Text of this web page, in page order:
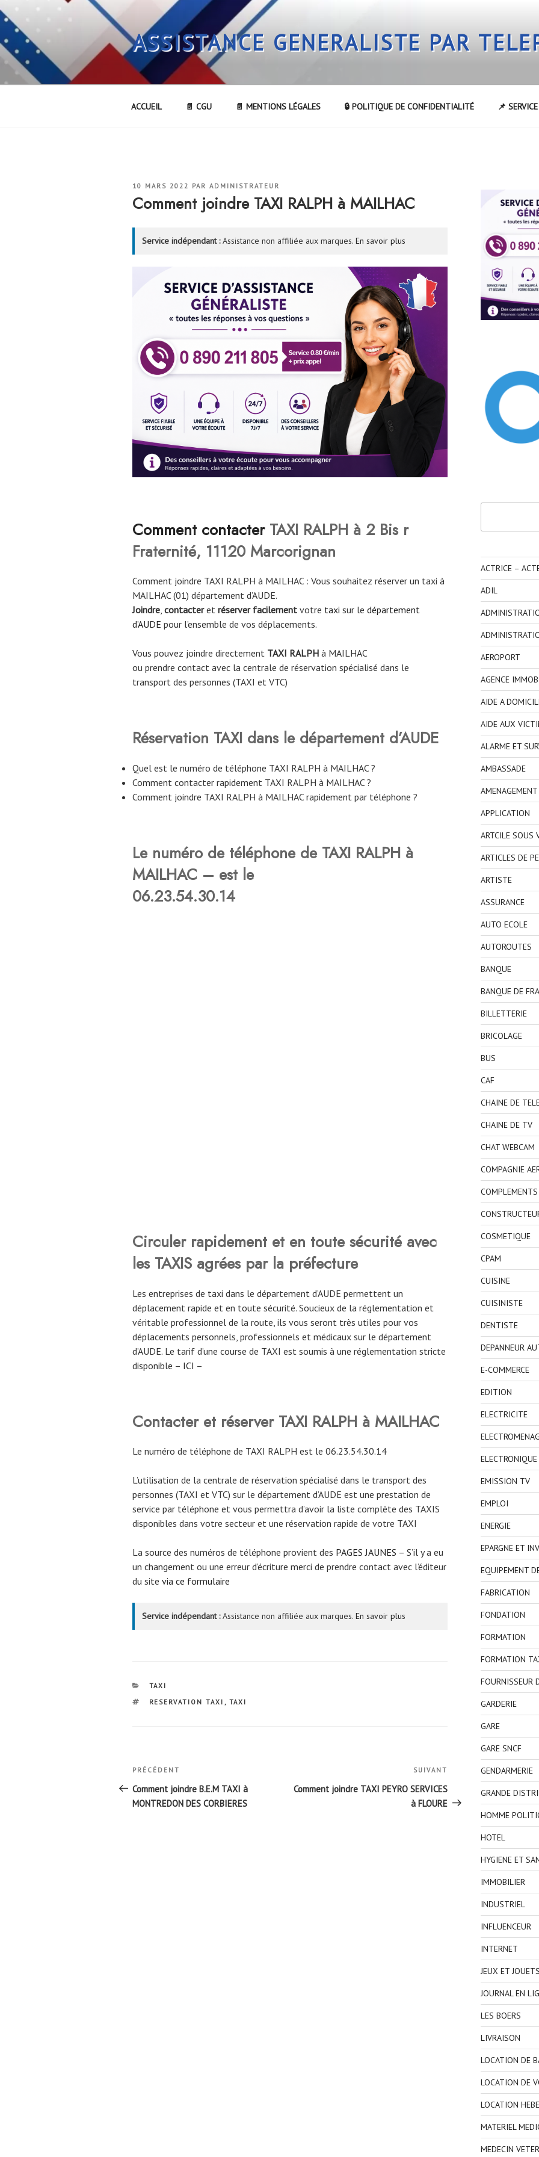
Aller
au
contenu
principal
ASSISTANCE GENERALISTE PAR
ACCUEIL 📄 CGU 📄 MENTIONS LÉGALES 🔒 POLITIQUE DE CONFIDENTIALITÉ 📌
PUBLIÉ
10 MARS 2022 PAR ADMINISTRATEUR
Comment joindre TAXI RALPH à MAILHAC
Service indépendant :Assistance non affiliée aux marques. En savoir plus
Comment contacter TAXI RALPH à 2 Bis r
Fraternité, 11120 Marcorignan
Comment joindre TAXI RALPH à MAILHAC : Vous souhaitez réserver un taxi à
MAILHAC (01) département d’AUDE.
Joindre, contacteret réserver facilement votre taxi sur le département
d’AUDE pour l’ensemble de vos déplacements.
Vous pouvez joindre directement TAXI RALPH à MAILHAC
ou prendre contact avec la centrale de réservation spécialisé dans le
transport des personnes (TAXI et VTC)
Réservation TAXI dans le département d’AUDE
Quel est le numéro de téléphone TAXI RALPH à MAILHAC ?
Comment contacter rapidement TAXI RALPH à MAILHAC ?
Comment joindre TAXI RALPH à MAILHAC rapidement par téléphone ?
Le numéro de téléphone de TAXI RALPH à
MAILHAC – est le
06.23.54.30.14
Circuler rapidement et en toute sécurité avec
les TAXIS agrées par la préfecture
Les entreprises de taxi dans le département d’AUDE permettent un
déplacement rapide et en toute sécurité. Soucieux de la réglementation et
véritable professionnel de la route, ils vous seront très utiles pour vos
déplacements personnels, professionnels et médicaux sur le département
d’AUDE. Le tarif d’une course de TAXI est soumis à une réglementation stricte
disponible – ICI –
Contacter et réserver TAXI RALPH à MAILHAC
Le numéro de téléphone de TAXI RALPH est le 06.23.54.30.14
L’utilisation de la centrale de réservation spécialisé dans le transport des
personnes (TAXI et VTC) sur le département d’AUDE est une prestation de
service par téléphone et vous permettra d’avoir la liste complète des TAXIS
disponibles dans votre secteur et une réservation rapide de votre TAXI
La source des numéros de téléphone provient des PAGES JAUNES – S’il y a eu
un changement ou une erreur d’écriture merci de prendre contact avec l’éditeur
du site via ce formulaire
Service indépendant :Assistance non affiliée aux marques. En savoir plus
CATÉGORIES
TAXI
ÉTIQUETTES
RESERVATION TAXI , TAXI
Navigation
de
l’article
Article
précédent
PRÉCÉDENT
Comment joindre B.E.M TAXI à
MONTREDON DES CORBIERES
suivant
SUIVANT
Comment joindre TAXI PEYRO SERVICES
à FLOURE
ACTRICE –
ADIL
AEROPORT
AGENCE
AIDE A
AIDE AUX
ALARME ET
AMBASSADE
APPLICATION
ARTCILE SOUS
ARTICLES DE
ARTISTE
ASSURANCE
AUTO ECOLE
AUTOROUTES
BANQUE
BANQUE DE
BILLETTERIE
BRICOLAGE
BUS
CAF
CHAINE DE
CHAINE DE TV
CHAT WEBCAM
COMPAGNIE
COSMETIQUE
CPAM
CUISINE
CUISINISTE
DENTISTE
DEPANNEUR
E-COMMERCE
EDITION
ELECTRICITE
EMISSION TV
EMPLOI
ENERGIE
EPARGNE ET
EQUIPEMENT
FABRICATION
FONDATION
FORMATION
FORMATION
FOURNISSEUR
GARDERIE
GARE
GARE SNCF
GENDARMERIE
GRANDE
HOMME
HOTEL
HYGIENE ET
IMMOBILIER
INDUSTRIEL
INFLUENCEUR
INTERNET
JEUX ET JOUETS
JOURNAL EN
LES BOERS
LIVRAISON
LOCATION DE
LOCATION DE
LOCATION
MATERIEL
MEDECIN